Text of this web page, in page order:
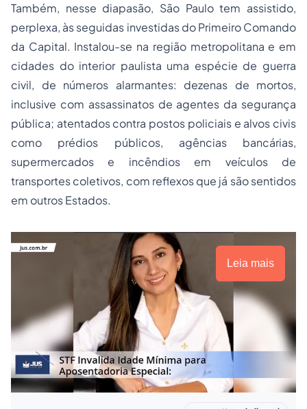
Também, nesse diapasão, São Paulo tem assistido,
perplexa, às seguidas investidas doPrimeiro Comando
da Capital. Instalou-se na região metropolitana e em
cidades do interior paulista uma espécie de guerra
civil, de números alarmantes: dezenas de mortos,
inclusive com assassinatos de agentes da segurança
pública; atentados contra postos policiais e alvos civis
como prédios públicos, agências bancárias,
supermercados e incêndios em veículos de
transportes coletivos, com reflexos que já são sentidos
em outros Estados.
Leia mais